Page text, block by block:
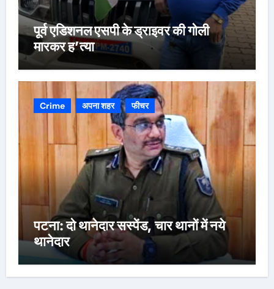
पूर्व एडिशनल एसपी के ड्राइवर की गोली
मारकर ह’त्या
Crime अपना शहर फीचर
पटना: दो थानेदार सस्पेंड, चार थानों में नये
थानेदार